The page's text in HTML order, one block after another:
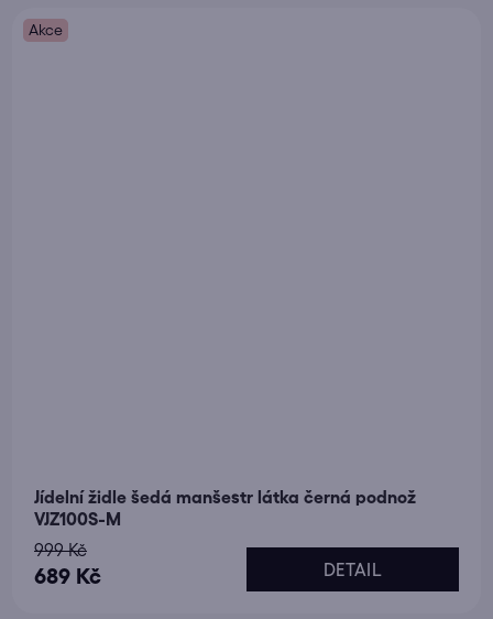
Akce
Jídelní židle šedá manšestr látka černá podnož
VJZ100S-M
689 Kč
999 Kč
DETAIL